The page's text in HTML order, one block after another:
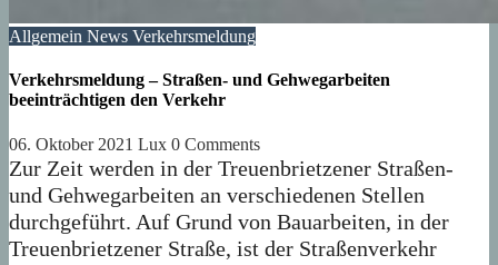
Allgemein News Verkehrsmeldung
Verkehrsmeldung – Straßen- und Gehwegarbeiten
beeinträchtigen den Verkehr
06. Oktober 2021 Lux 0 Comments
Zur Zeit werden in der Treuenbrietzener Straßen-
und Gehwegarbeiten an verschiedenen Stellen
durchgeführt. Auf Grund von Bauarbeiten, in der
Treuenbrietzener Straße, ist der Straßenverkehr